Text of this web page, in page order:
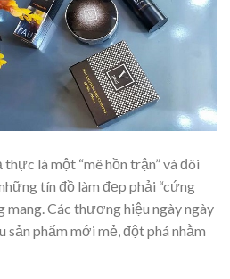
là một “mê hồn trận” và đôi
tín đồ làm đẹp phải “cứng
mang. Các thương hiệu ngày ngày
sản phẩm mới mẻ, đột phá nhằm